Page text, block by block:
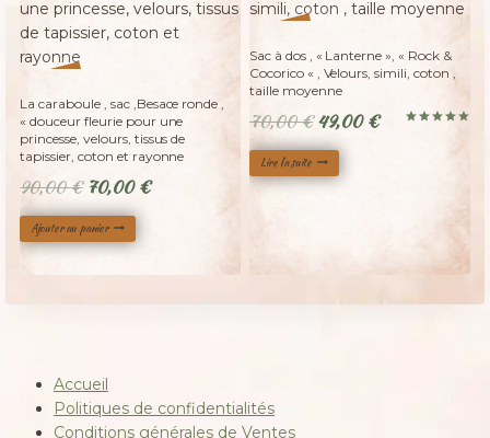
La caraboule , sac ,Besace ronde ,
« douceur fleurie pour une
princesse, velours, tissus de
tapissier, coton et rayonne
90,00€ Le
prix
initial
70,00€Le
Ajouter au panier
Adopté
Sac à dos , « Lanterne », « Rock &
Cocorico « , Velours, simili, coton ,
taille moyenne
70,00€ Le
prix
initial
49,00€Le
Lire la suite
Accueil
Politiques de confidentialités
Conditions générales de Ventes